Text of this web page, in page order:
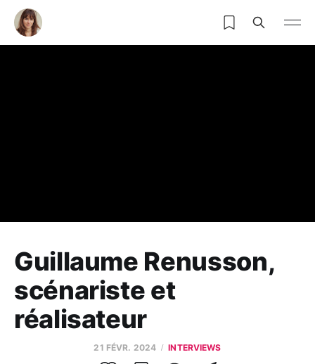
Guillaume Renusson,
scénariste et
réalisateur
21 FÉVR. 2024 INTERVIEWS